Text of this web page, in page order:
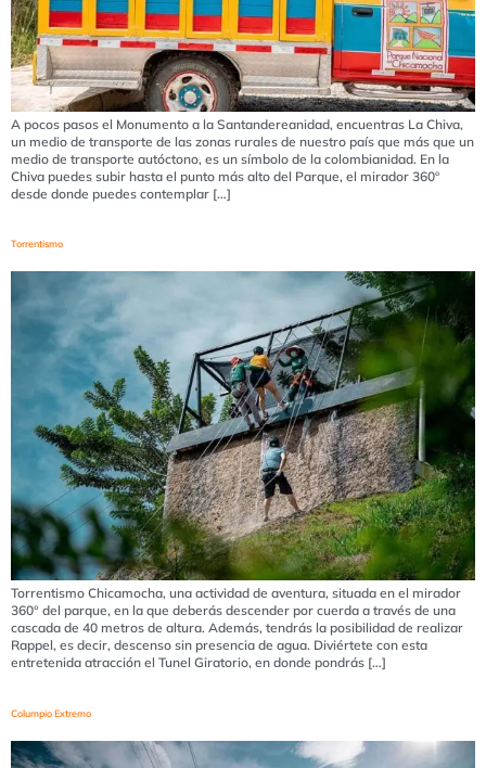
A pocos pasos el Monumento a la Santandereanidad, encuentras La Chiva,
un medio de transporte de las zonas rurales de nuestro país que más que un
medio de transporte autóctono, es un símbolo de la colombianidad. En la
Chiva puedes subir hasta el punto más alto del Parque, el mirador 360º
desde donde puedes contemplar […]
Torrentismo
Torrentismo Chicamocha, una actividad de aventura, situada en el mirador
360° del parque, en la que deberás descender por cuerda a través de una
cascada de 40 metros de altura. Además, tendrás la posibilidad de realizar
Rappel, es decir, descenso sin presencia de agua. Diviértete con esta
entretenida atracción el Tunel Giratorio, en donde pondrás […]
Columpio Extremo